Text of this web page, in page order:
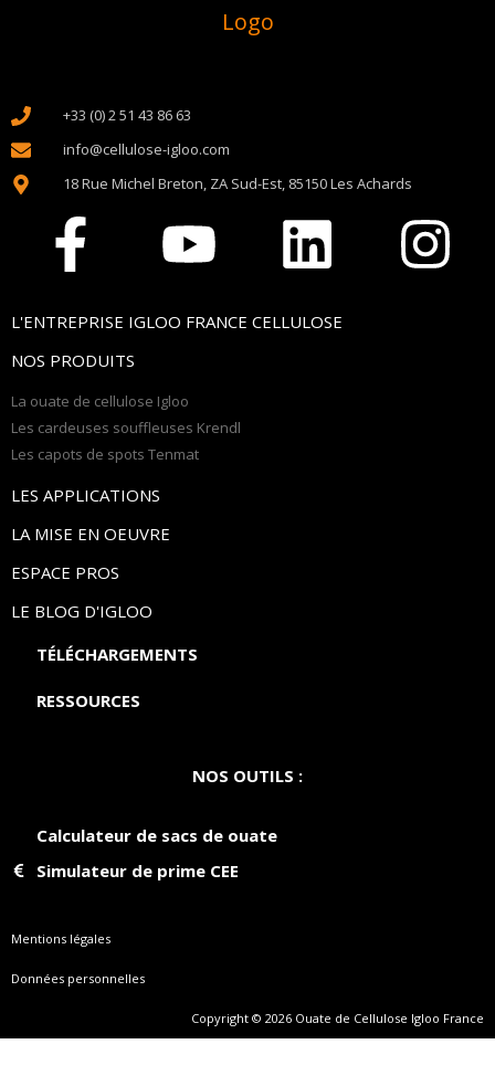
+33 (0) 2 51 43 86 63
info@cellulose-igloo.com
18 Rue Michel Breton, ZA Sud-Est, 85150 Les Achards
L'ENTREPRISE IGLOO FRANCE CELLULOSE
NOS PRODUITS
La ouate de cellulose Igloo
Les cardeuses souffleuses Krendl
Les capots de spots Tenmat
LES APPLICATIONS
LA MISE EN OEUVRE
ESPACE PROS
LE BLOG D'IGLOO
TÉLÉCHARGEMENTS
RESSOURCES
NOS OUTILS :
Calculateur de sacs de ouate
Simulateur de prime CEE
Mentions légales
Données personnelles
Copyright © 2026 Ouate de Cellulose Igloo France